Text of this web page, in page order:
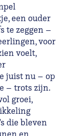
een ouder
te zeggen –
voor
voelt,
juist nu – op
– trots zijn.
groei,
die bleven
en